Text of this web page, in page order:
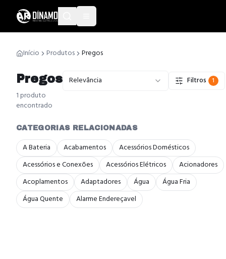
Início Produtos Pregos
Pregos
1produto
encontrado
Relevância Filtros 1
CATEGORIAS RELACIONADAS
A Bateria Acabamentos
Acessórios Domésticos
Acessórios e Conexões
Acessórios Elétricos
Acionadores
Acoplamentos
Adaptadores Água
Água Fria
Água Quente
Alarme Endereçavel